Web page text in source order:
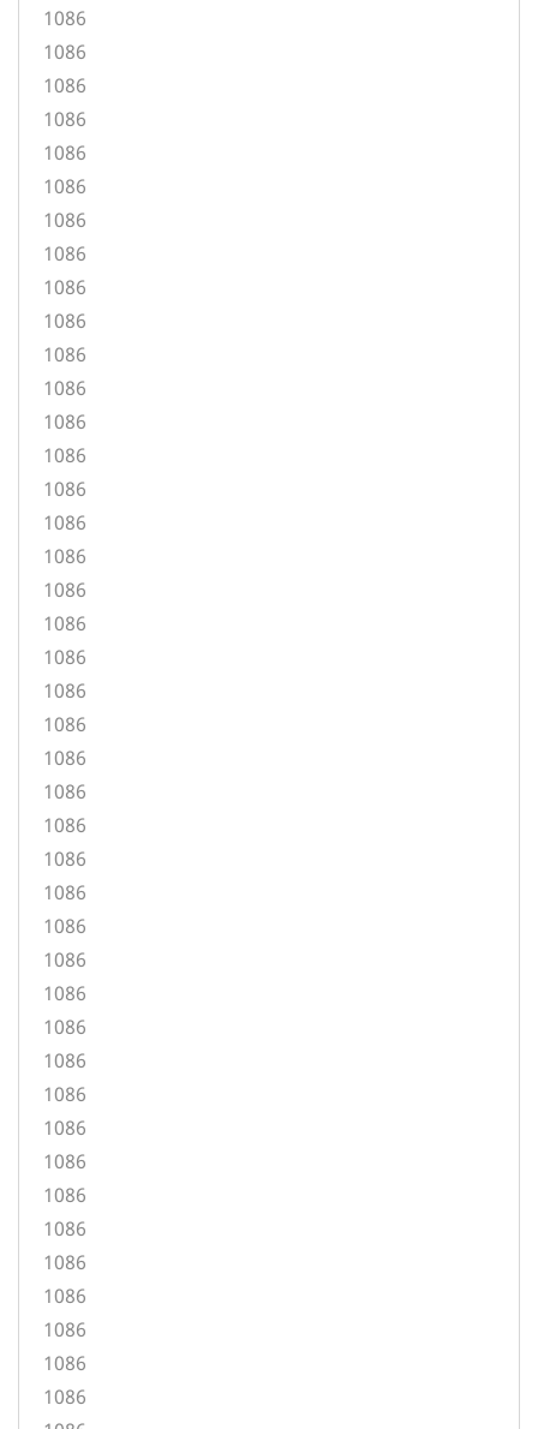
1086
1086
1086
1086
1086
1086
1086
1086
1086
1086
1086
1086
1086
1086
1086
1086
1086
1086
1086
1086
1086
1086
1086
1086
1086
1086
1086
1086
1086
1086
1086
1086
1086
1086
1086
1086
1086
1086
1086
1086
1086
1086